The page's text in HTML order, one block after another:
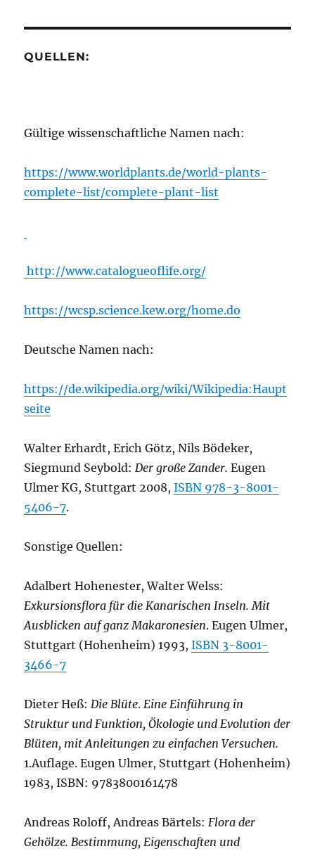
QUELLEN:
Gültige wissenschaftliche Namen nach:
https://www.worldplants.de/world-plants-
complete-list/complete-plant-list
http://www.catalogueoflife.org/
https://wcsp.science.kew.org/home.do
Deutsche Namen nach:
https://de.wikipedia.org/wiki/Wikipedia:Haupt
seite
Walter Erhardt, Erich Götz, Nils Bödeker,
Siegmund Seybold:Der große Zander. Eugen
Ulmer KG, Stuttgart 2008,ISBN 978-3-8001-
5406-7.
Sonstige Quellen:
Adalbert Hohenester, Walter Welss:
Exkursionsflora für die Kanarischen Inseln. Mit
Ausblicken auf ganz Makaronesien. Eugen Ulmer,
Stuttgart (Hohenheim) 1993,ISBN 3-8001-
3466-7
Dieter Heß:Die Blüte. Eine Einführung in
Struktur und Funktion, Ökologie und Evolution der
Blüten, mit Anleitungen zu einfachen Versuchen.
1.Auflage. Eugen Ulmer, Stuttgart (Hohenheim)
1983, ISBN: 9783800161478
Andreas Roloff, Andreas Bärtels:Flora der
Gehölze. Bestimmung, Eigenschaften und